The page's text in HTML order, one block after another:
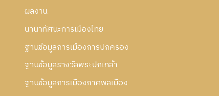
ผลงาน
นานาทัศนะการเมืองไทย
ฐานข้อมูลการเมืองการปกครอง
ฐานข้อมูลรางวัลพระปกเกล้า
ฐานข้อมูลการเมืองภาคพลเมือง